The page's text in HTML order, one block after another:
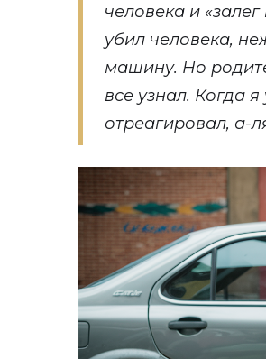
человека и
убил человека,
машину. Но
все узнал. Когда
отреагировал, а-